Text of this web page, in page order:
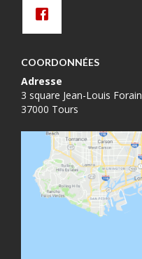
COORDONNÉES
Adresse
3 square Jean-Louis Forain
37000 Tours